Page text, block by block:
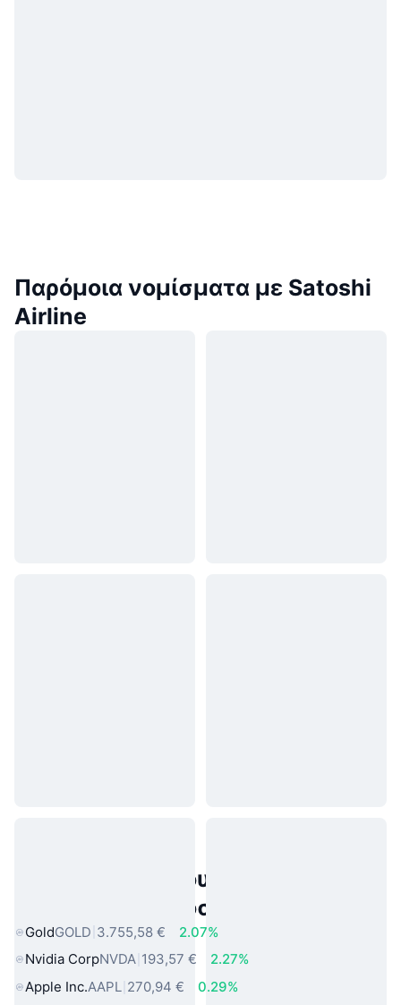
Παρόμοια νομίσματα με Satoshi
Airline
Δημοφιλή περιουσιακά στοιχεία
πραγματικού κόσμου
GoldGOLD 3.755,58 €
2.07%
Nvidia CorpNVDA 193,57 €
2.27%
Apple Inc.AAPL 270,94 €
0.29%